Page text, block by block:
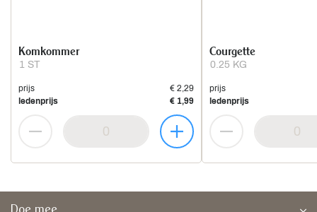
1 ST
Komkommer
prijs
€ 2,29
ledenprijs
€ 1,99
0.25 KG
Courgette
prijs
ledenprijs